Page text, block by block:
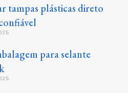
tampas plásticas direto
para selante